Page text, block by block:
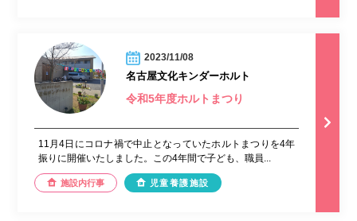
2023/11/08
名古屋文化キンダーホルト
令和5年度ホルトまつり
11月4日にコロナ禍で中止となっていたホルトまつりを4年
振りに開催いたしました。この4年間で子ども、職員...
施設内行事 児童養護施設